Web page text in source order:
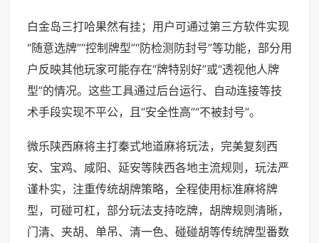
白金岛三打哈果然有挂；用户可通过第三方软件实现
“随意选牌”“控制牌型”“防检测防封号”等功能，部分用
户反映其他玩家可能存在“牌特别好”或“透视他人牌
型”的情况。这些工具通过后台运行、自动连接等技
术手段实现不平公，且“安全性高”“不被封号”。
微乐陕西麻将主打秦式地道麻将玩法，完美复刻西
安、宝鸡、咸阳、延安等陕西各地主流规则，玩法严
谨朴实，注重传统胡牌策略，全程使用标准麻将牌
型，可碰可杠，部分玩法支持吃牌，胡牌规则清晰，
门清、夹胡、单吊、清一色、碰碰胡等传统牌型番数